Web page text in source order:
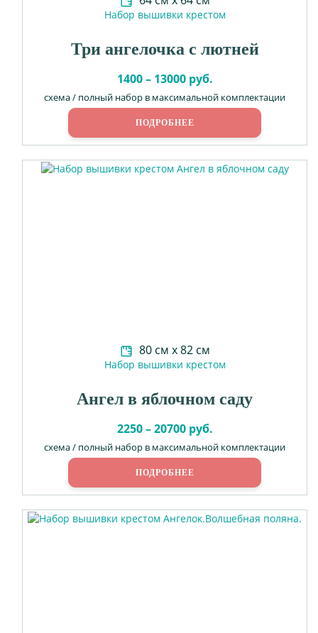
Набор вышивки крестом
Три ангелочка с лютней
1400 – 13000 руб.
схема / полный набор в максимальной комплектации
ПОДРОБНЕЕ
80 см х 82 см
Набор вышивки крестом
Ангел в яблочном саду
2250 – 20700 руб.
схема / полный набор в максимальной комплектации
ПОДРОБНЕЕ